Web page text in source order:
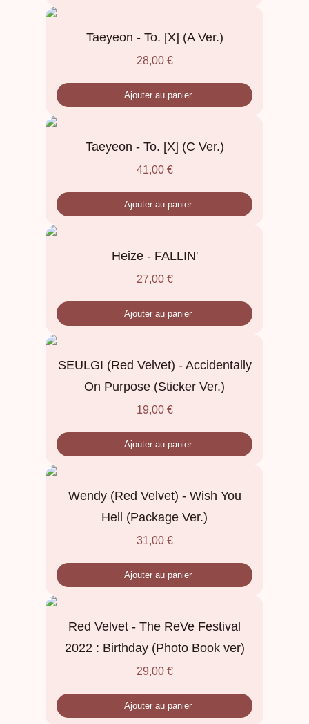
Taeyeon - To. [X] (A Ver.)
28,00 €
Ajouter au panier
Taeyeon - To. [X] (C Ver.)
41,00 €
Ajouter au panier
Heize - FALLIN'
27,00 €
Ajouter au panier
SEULGI (Red Velvet) - Accidentally
On Purpose (Sticker Ver.)
19,00 €
Ajouter au panier
Wendy (Red Velvet) - Wish You
Hell (Package Ver.)
31,00 €
Ajouter au panier
Red Velvet - The ReVe Festival
2022 : Birthday (Photo Book ver)
29,00 €
Ajouter au panier